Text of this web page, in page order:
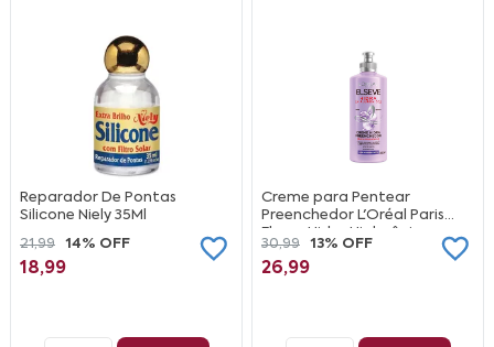
Reparador De Pontas
Silicone Niely 35Ml
21,99
14% OFF
18,99
Creme para Pentear
Preenchedor L'Oréal Paris
Elseve Hidra Hialurônico,
250ml
30,99 13% OFF
26,99